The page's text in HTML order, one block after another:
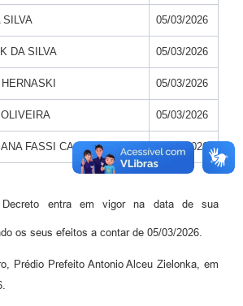
SILVA 05/03/2026
DA SILVA 05/03/2026
05/03/2026
05/03/2026
FASSI CASAGRANDE 05/03/2026
entra em vigor na data de sua
os seus efeitos a contar de 05/03/2026.
Prédio Prefeito Antonio Alceu Zielonka, em